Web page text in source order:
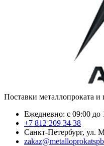
Поставки металлопроката и
Ежедневно: с 09:00 до
+7 812 209 34 38
Санкт-Петербург, ул.